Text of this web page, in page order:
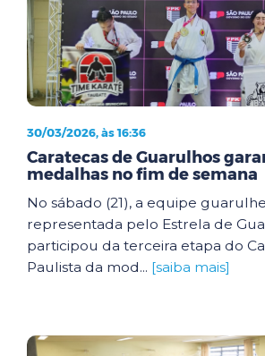
30/03/2026, às 16:36
Caratecas de Guarulhos
medalhas no fim de semana
No sábado (21), a equipe
representada pelo Estrela de
participou da terceira etapa do
Paulista da mod... [saiba mais]